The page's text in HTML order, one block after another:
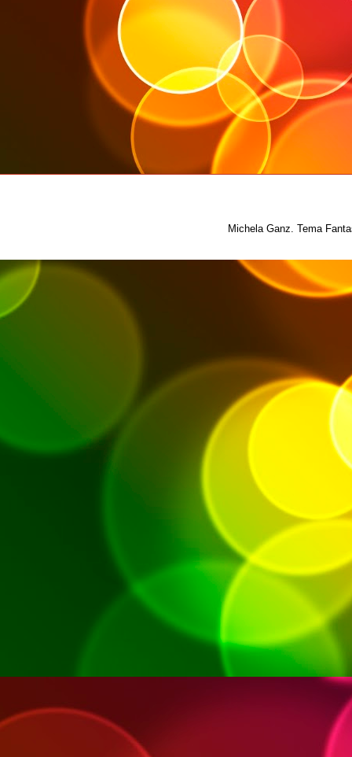
Michela Ganz. Tema